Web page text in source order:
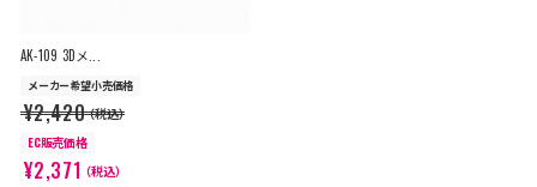
AK-109 3Dメ...
メーカー希望小売価格
¥2,420（税込）
EC販売価格
¥2,371 （税込）